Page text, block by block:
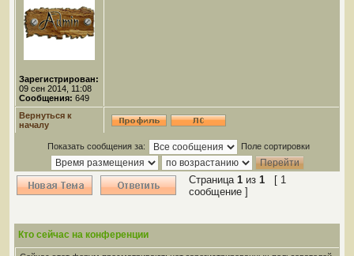
Зарегистрирован:
09 сен 2014, 11:08
Сообщения: 649
Вернуться к
началу
Показать сообщения за: Поле сортировки
Страница 1 из 1 [ 1
сообщение ]
Кто сейчас на конференции